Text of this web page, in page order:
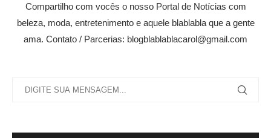
Compartilho com vocês o nosso Portal de Notícias com
beleza, moda, entretenimento e aquele blablabla que a gente
ama. Contato / Parcerias: blogblablablacarol@gmail.com